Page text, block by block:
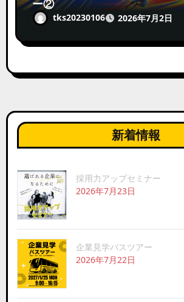
ー②
tks20230106 2026年7月2日
新着情報
採用力アップセミナー
2026年7月23日
企業見学バスツアー
2026年7月22日